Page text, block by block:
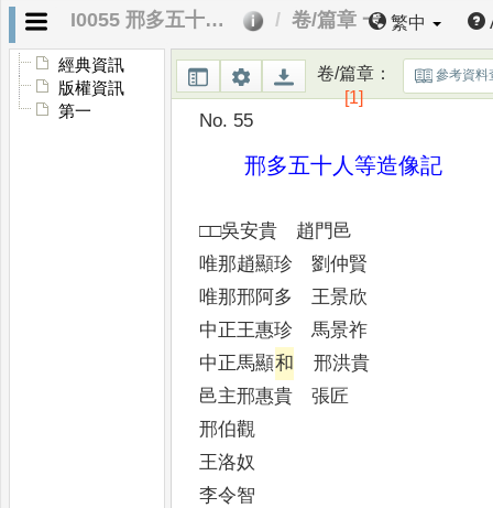
I0055 邢多五十人等造像記 卷/篇章 一 繁中
經典資訊
版權資訊
第一
卷/篇章：
[1]
參考資料
No. 55
邢多五十人等造像記
□□吳安貴 趙門邑
唯那趙顯珍 劉仲賢
唯那邢阿多 王景欣
中正王惠珍 馬景祚
中正馬顯和
邢洪貴
邑主邢惠貴 張匠
邢伯觀
王洛奴
李令智